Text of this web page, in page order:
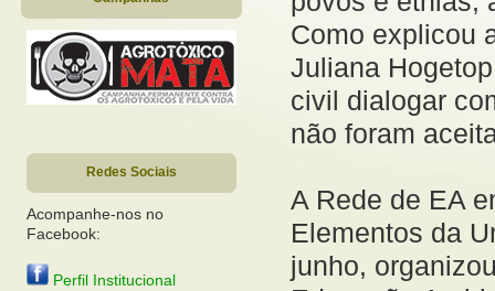
Redes Sociais
Acompanhe-nos no
Facebook:
Perfil Institucional
Como explicou
Juliana
civil dialogar
não foram
A Rede de EA
Elementos da
junho,